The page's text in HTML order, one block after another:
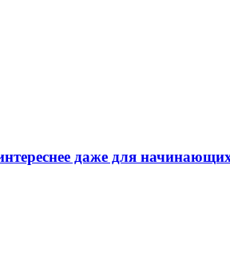
даже для